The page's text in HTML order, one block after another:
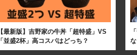
【最新版】吉野家の牛丼「超特盛」VS
「並盛2杯」高コスパはどっち？